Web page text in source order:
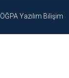
ÖĞPA Yazılım Bilişim